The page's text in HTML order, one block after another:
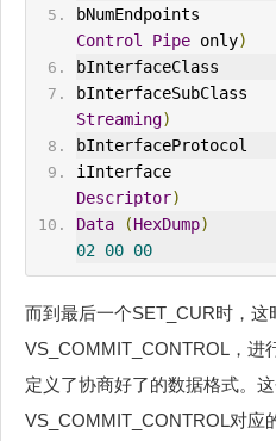
Control
Pipe only)
Streaming)
Descriptor)
Data
(HexDump)
02 00 00
而到最后一个SET_CUR时，这
VS_COMMIT_CONTROL，进
定义了协商好了的数据格式。
VS_COMMIT_CONTROL对应